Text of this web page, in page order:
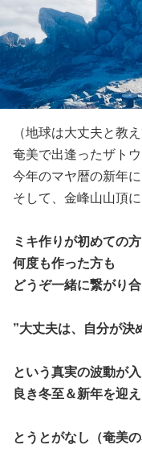
（地球は大丈夫と教
奄美で出逢ったザト
今年のマヤ暦の新年
そして、金峰山山頂
ミキ作りが初めての
何度も作った方も
どうぞ一緒に繋がり
”大丈夫は、自分が決
という真実の波動が
良き冬至＆新年を迎
とうとがなし（奄美